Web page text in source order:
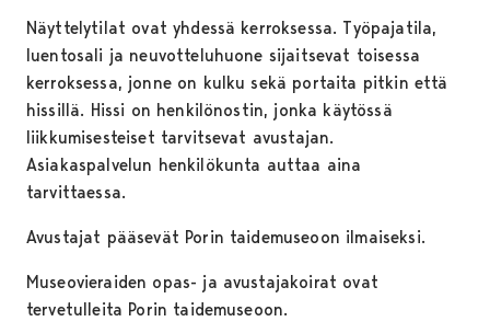
Näyttelytilat ovat yhdessä kerroksessa. Työpajatila,
luentosali ja neuvotteluhuone sijaitsevat toisessa
kerroksessa, jonne on kulku sekä portaita pitkin että
hissillä. Hissi on henkilönostin, jonka käytössä
liikkumisesteiset tarvitsevat avustajan.
Asiakaspalvelun henkilökunta auttaa aina
tarvittaessa.
Avustajat pääsevät Porin taidemuseoon ilmaiseksi.
Museovieraiden opas- ja avustajakoirat ovat
tervetulleita Porin taidemuseoon.